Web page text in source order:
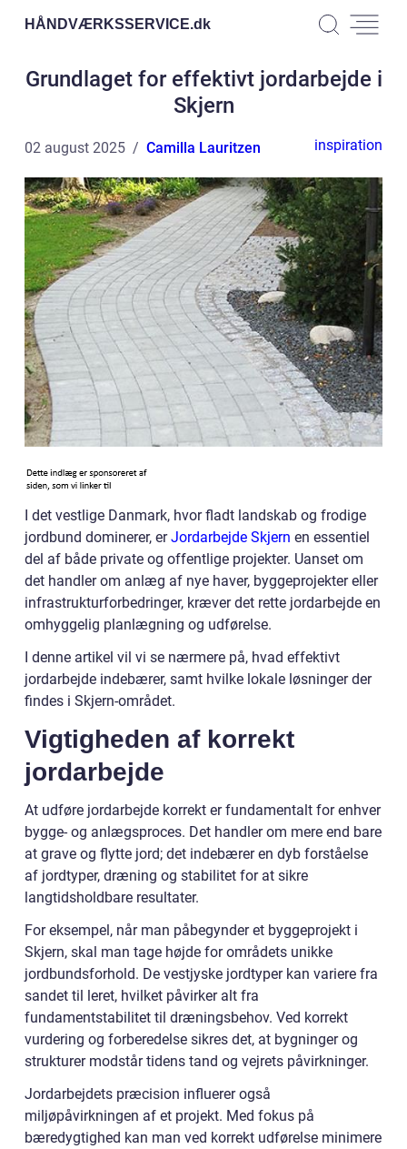
HÅNDVÆRKSSERVICE.dk
Grundlaget for effektivt jordarbejde i
Skjern
02 august 2025 Camilla Lauritzen inspiration
I det vestlige Danmark, hvor fladt landskab og frodige
jordbund dominerer, erJordarbejde Skjern en essentiel
del af både private og offentlige projekter. Uanset om
det handler om anlæg af nye haver, byggeprojekter eller
infrastrukturforbedringer, kræver det rette jordarbejde en
omhyggelig planlægning og udførelse.
I denne artikel vil vi se nærmere på, hvad effektivt
jordarbejde indebærer, samt hvilke lokale løsninger der
findes i Skjern-området.
Vigtigheden af korrekt
jordarbejde
At udføre jordarbejde korrekt er fundamentalt for enhver
bygge- og anlægsproces. Det handler om mere end bare
at grave og flytte jord; det indebærer en dyb forståelse
af jordtyper, dræning og stabilitet for at sikre
langtidsholdbare resultater.
For eksempel, når man påbegynder et byggeprojekt i
Skjern, skal man tage højde for områdets unikke
jordbundsforhold. De vestjyske jordtyper kan variere fra
sandet til leret, hvilket påvirker alt fra
fundamentstabilitet til dræningsbehov. Ved korrekt
vurdering og forberedelse sikres det, at bygninger og
strukturer modstår tidens tand og vejrets påvirkninger.
Jordarbejdets præcision influerer også
miljøpåvirkningen af et projekt. Med fokus på
bæredygtighed kan man ved korrekt udførelse minimere